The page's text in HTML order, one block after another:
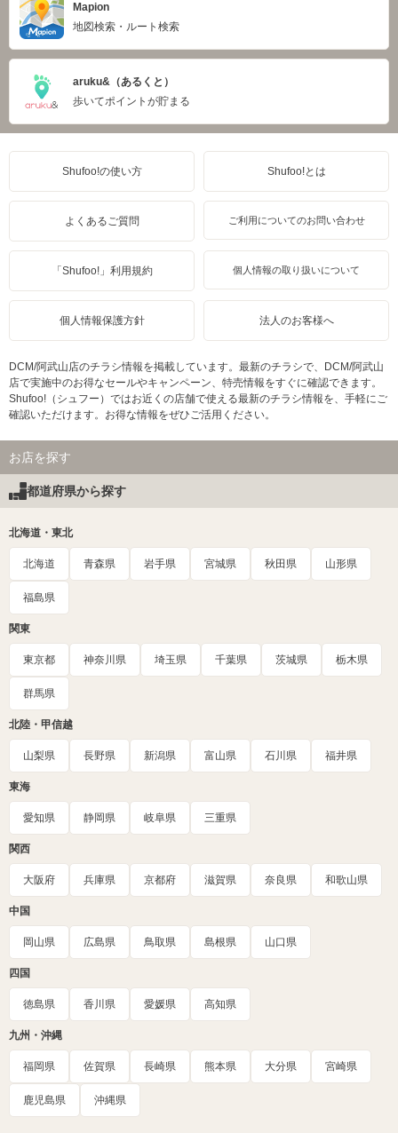
Mapion
地図検索・ルート検索
aruku&（あるくと）
歩いてポイントが貯まる
Shufoo!の使い方 Shufoo!とは
よくあるご質問 ご利用についてのお問い合わせ
「Shufoo!」利用規約 個人情報の取り扱いについて
個人情報保護方針 法人のお客様へ
DCM/阿武山店のチラシ情報を掲載しています。最新のチラシで、DCM/阿武山
店で実施中のお得なセールやキャンペーン、特売情報をすぐに確認できます。
Shufoo!（シュフー）ではお近くの店舗で使える最新のチラシ情報を、手軽にご
確認いただけます。お得な情報をぜひご活用ください。
お店を探す
都道府県から探す
北海道・東北
北海道 青森県 岩手県 宮城県 秋田県 山形県
福島県
関東
東京都 神奈川県 埼玉県 千葉県 茨城県 栃木県
群馬県
北陸・甲信越
山梨県 長野県 新潟県 富山県 石川県 福井県
東海
愛知県 静岡県 岐阜県 三重県
関西
大阪府 兵庫県 京都府 滋賀県 奈良県 和歌山県
中国
岡山県 広島県 鳥取県 島根県 山口県
四国
徳島県 香川県 愛媛県 高知県
九州・沖縄
福岡県 佐賀県 長崎県 熊本県 大分県 宮崎県
鹿児島県 沖縄県